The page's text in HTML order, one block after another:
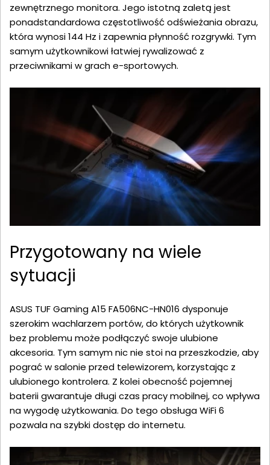
zewnętrznego monitora. Jego istotną zaletą jest
ponadstandardowa częstotliwość odświeżania obrazu,
która wynosi 144 Hz i zapewnia płynność rozgrywki. Tym
samym użytkownikowi łatwiej rywalizować z
przeciwnikami w grach e-sportowych.
Przygotowany na wiele
sytuacji
ASUS TUF Gaming A15 FA506NC-HN016 dysponuje
szerokim wachlarzem portów, do których użytkownik
bez problemu może podłączyć swoje ulubione
akcesoria. Tym samym nic nie stoi na przeszkodzie, aby
pograć w salonie przed telewizorem, korzystając z
ulubionego kontrolera. Z kolei obecność pojemnej
baterii gwarantuje długi czas pracy mobilnej, co wpływa
na wygodę użytkowania. Do tego obsługa WiFi 6
pozwala na szybki dostęp do internetu.